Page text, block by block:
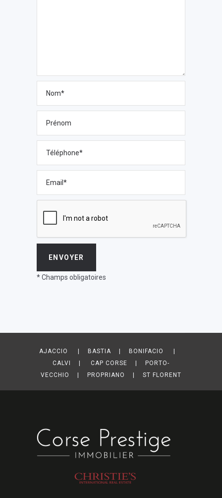
* Champs obligatoires
AJACCIO | BASTIA | BONIFACIO |
CALVI | CAP CORSE | PORTO-
VECCHIO | PROPRIANO | ST FLORENT